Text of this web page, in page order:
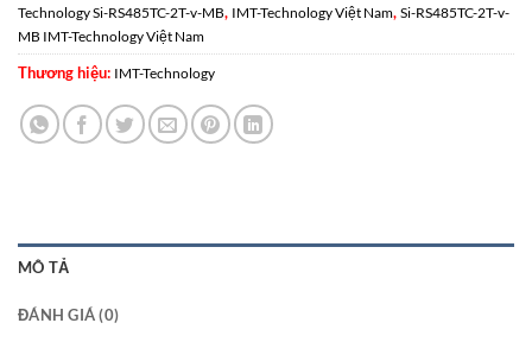
Technology Si-RS485TC-2T-v-MB, IMT-Technology Việt Nam, Si-RS485TC-2T-v-
MB IMT-Technology Việt Nam
Thương hiệu: IMT-Technology
MÔ TẢ
ĐÁNH GIÁ (0)